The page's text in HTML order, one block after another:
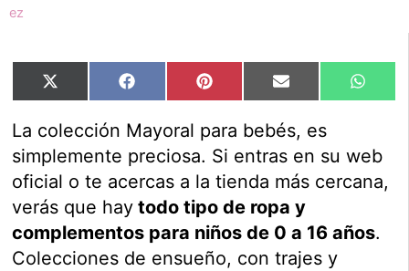
Compartir
en
X
(Twitter)
Compartir
en
Facebook Compartir
en
Pinterest Compartir
en
Email
en
La colección Mayoral para bebés, es
simplemente preciosa. Si entras en su web
oficial o te acercas a la tienda más cercana,
verás que hay todo tipo de ropa y
complementos para niños de 0 a 16 años.
Colecciones de ensueño, con trajes y